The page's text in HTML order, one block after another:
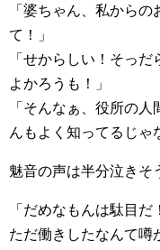
「婆ちゃん、私から
て！」
「せからしい！そっ
よかろうも！」
「そんなぁ、役所の
んもよく知ってるじゃ
魅音の声は半分泣きそ
「だめなもんは駄目
ただ働きしたなんて噂